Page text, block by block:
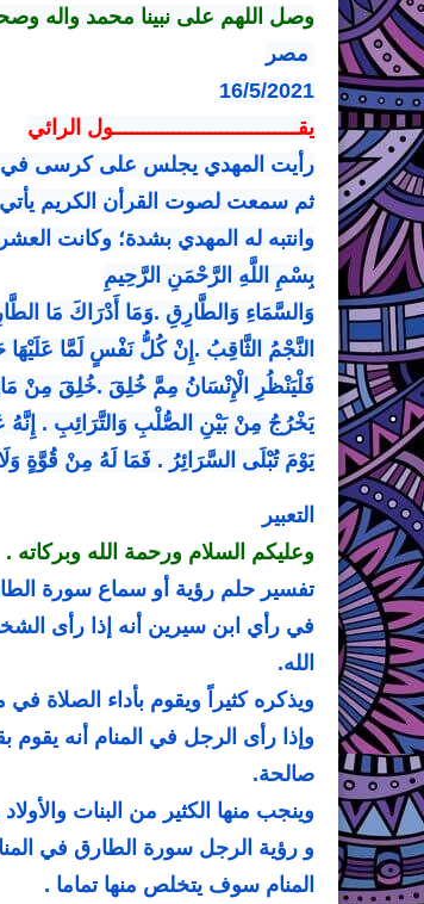
وصل اللهم على نبينا محمد واله
مصر
16/5/2021
يقـــــــــــــــــــــــــــــــول الرائي
رأيت المهدي يجلس على كرسى في
ثم سمعت لصوت القرأن الكريم
وانتبه له المهدي بشدة؛ وكانت
بِسْمِ اللَّهِ الرَّحْمَنِ الرَّحِيمِ
وَالسَّمَاءِ وَالطَّارِقِ .وَمَا أَدْرَاكَ مَا
النَّجْمُ الثَّاقِبُ .إِنْ كُلُّ نَفْسٍ لَمَّا
فَلْيَنْظُرِ الْإِنْسَانُ مِمَّ خُلِقَ .خُلِقَ مِنْ
يَخْرُجُ مِنْ بَيْنِ الصُّلْبِ وَالتَّرَائِبِ . إِنَّهُ
يَوْمَ تُبْلَى السَّرَائِرُ . فَمَا لَهُ مِنْ قُوَّةٍ
التعبير
وعليكم السلام ورحمة الله وبركاته .
تفسير حلم رؤية أو سماع سورة
في رأي ابن سيرين أنه إذا رأى
الله.
ويذكره كثيراً ويقوم بأداء الصلاة في
وإذا رأى الرجل في المنام أنه
صالحة.
وينجب منها الكثير من البنات
و رؤية الرجل سورة الطارق في
المنام سوف يتخلص منها تماما .